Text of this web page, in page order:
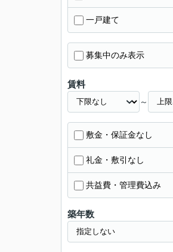
一戸建て
募集中のみ表示
賃料
～
敷金・保証金なし
礼金・敷引なし
共益費・管理費込み
築年数